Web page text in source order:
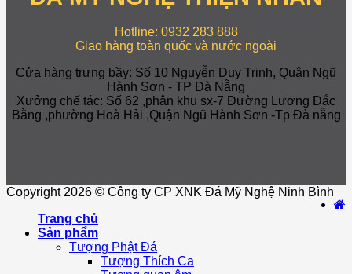
Hotline: 0932 283 888
Giao hàng toàn quốc và nước ngoài
Cửa hàng trưng bầy: Số 10 Nguyễn Duy Trinh, Quận Ngũ
Hành Sơn - TP Đà Nẵng
Xưởng chế tác: Số 62 ,phân khu sx-7 Đường Lương Đắc
Bằng ,phường Hoà Hải ,Quận Ngũ Hành Sơn -Tp Đà nẵng
Copyright 2026 © Công ty CP XNK Đá Mỹ Nghệ Ninh Bình
Trang chủ
Sản phẩm
Tượng Phật Đá
Tượng Thích Ca